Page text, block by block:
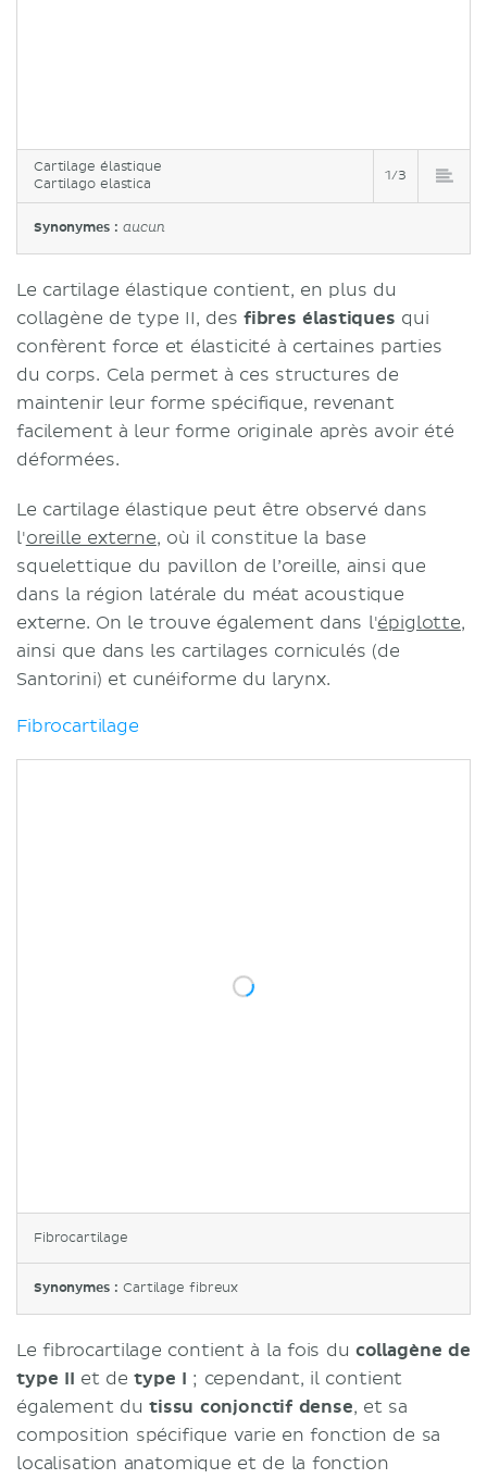
Cartilage élastique
Cartilago elastica
1/3
Synonymes :aucun
Le cartilage élastique contient, en plus du
collagène de type II, des fibres élastiques qui
confèrent force et élasticité à certaines parties
du corps. Cela permet à ces structures de
maintenir leur forme spécifique, revenant
facilement à leur forme originale après avoir été
déformées.
Le cartilage élastique peut être observé dans
l'oreille externe, où il constitue la base
squelettique du pavillon de l’oreille, ainsi que
dans la région latérale du méat acoustique
externe. On le trouve également dans l'épiglotte,
ainsi que dans les cartilages corniculés (de
Santorini) et cunéiforme du larynx.
Fibrocartilage
Fibrocartilage
Synonymes :Cartilage fibreux
Le fibrocartilage contient à la fois du collagène de
type II et detype I ; cependant, il contient
également dutissu conjonctif dense, et sa
composition spécifique varie en fonction de sa
localisation anatomique et de la fonction